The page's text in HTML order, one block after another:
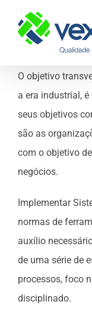
content
O objetivo
a era industrial,
seus objetivos
são as
com o objetivo
negócios.
Implementar
normas de
auxílio
de uma série de
processos, foco
disciplinado.